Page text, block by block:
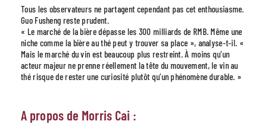
Tous les observateurs ne partagent cependant pas cet enthousiasme.
Guo Fusheng reste prudent.
« Le marché de la bière dépasse les 300 milliards de RMB. Même une
niche comme la bière au thé peut y trouver sa place », analyse-t-il. «
Mais le marché du vin est beaucoup plus restreint. À moins qu’un
acteur majeur ne prenne réellement la tête du mouvement, le vin au
thé risque de rester une curiosité plutôt qu’un phénomène durable. »
A propos de Morris Cai :